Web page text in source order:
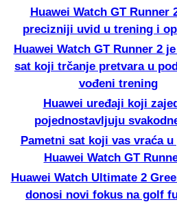
Huawei Watch GT Runner
precizniji uvid u trening i
Huawei Watch GT Runner 2
sat koji trčanje pretvara u
vođeni trening
Huawei uređaji koji
pojednostavljuju
Pametni sat koji vas vraća u
Huawei Watch GT
Huawei Watch Ultimate 2
donosi novi fokus na golf